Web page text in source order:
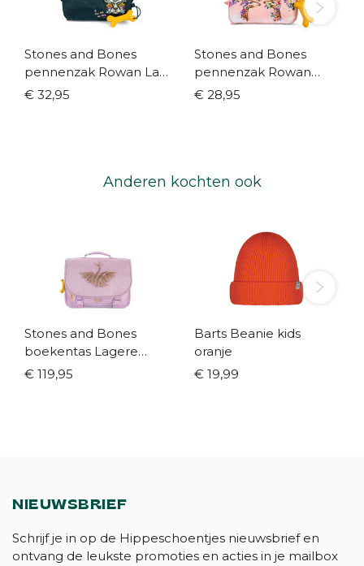
Stones and Bones
pennenzak Rowan La
vie en rose navy
€ 32,95
Stones and Bones
pennenzak Rowan
Love in the air blossom
€ 28,95
Anderen kochten ook
Stones and Bones
boekentas Lagere
school Lily Geo swan
€ 119,95
Barts Beanie kids
oranje
€ 19,99
NIEUWSBRIEF
Schrijf je in op de Hippeschoentjes nieuwsbrief en
ontvang de leukste promoties en acties in je mailbox